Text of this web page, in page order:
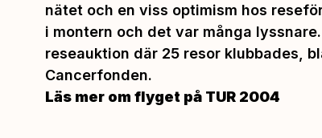
nätet och en viss optimism hos
i montern och det var många
reseauktion där 25 resor klubbades,
Cancerfonden.
Läs mer om flyget på TUR 2004